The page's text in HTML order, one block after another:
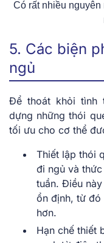
Có rất nhiều
5. Các biện
ngủ
Để thoát khỏi tình
dựng những thói
tối ưu cho cơ thể
Thiết lập thói
đi ngủ và
tuần. Điều
ổn định, từ đó
hơn.
Hạn chế thiết